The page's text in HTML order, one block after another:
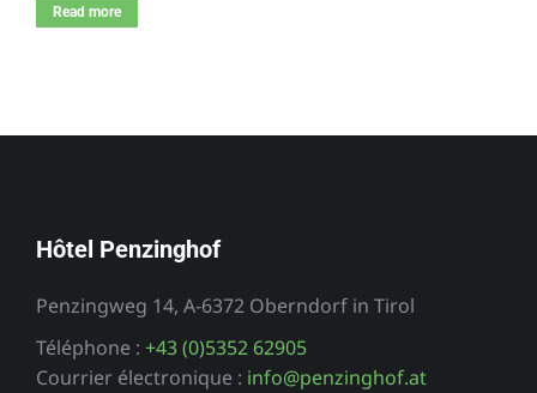
Read more
Hôtel Penzinghof
Penzingweg 14, A-6372 Oberndorf in Tirol
Téléphone : +43 (0)5352 62905
Courrier électronique : info@penzinghof.at